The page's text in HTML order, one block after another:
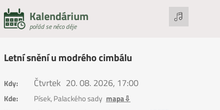
Kalendárium
pořád se něco děje
Letní snění u modrého cimbálu
Kdy: Čtvrtek 20. 08. 2026, 17:00
Kde: Písek, Palackého sady mapa⇩